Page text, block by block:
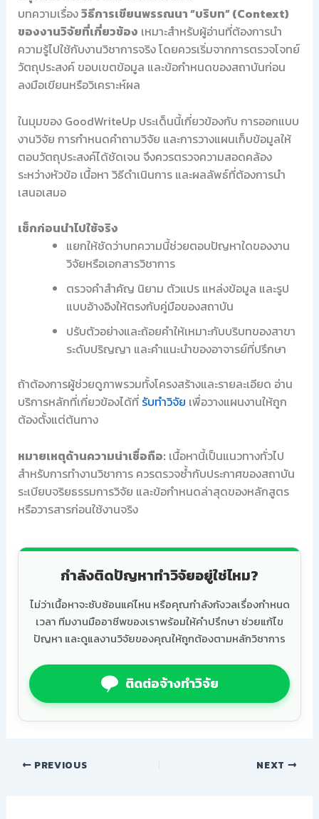
บทความเรื่องวิธีการเขียนพรรณนา “บริบท” (Context)
ของงานวิจัยที่เกี่ยวข้อง เหมาะสำหรับผู้อ่านที่ต้องการนำ
ความรู้ไปใช้กับงานวิชาการจริง โดยควรเริ่มจากการตรวจโจทย์
วัตถุประสงค์ ขอบเขตข้อมูล และข้อกำหนดของสถาบันก่อน
ลงมือเขียนหรือวิเคราะห์ผล
ในมุมของ GoodWriteUp ประเด็นนี้เกี่ยวข้องกับ การออกแบบ
งานวิจัย การกำหนดคำถามวิจัย และการวางแผนเก็บข้อมูลให้
ตอบวัตถุประสงค์ได้ชัดเจน จึงควรตรวจความสอดคล้อง
ระหว่างหัวข้อ เนื้อหา วิธีดำเนินการ และผลลัพธ์ที่ต้องการนำ
เสนอเสมอ
เช็กก่อนนำไปใช้จริง
แยกให้ชัดว่าบทความนี้ช่วยตอบปัญหาใดของงาน
วิจัยหรือเอกสารวิชาการ
ตรวจคำสำคัญ นิยาม ตัวแปร แหล่งข้อมูล และรูป
แบบอ้างอิงให้ตรงกับคู่มือของสถาบัน
ปรับตัวอย่างและถ้อยคำให้เหมาะกับบริบทของสาขา
ระดับปริญญา และคำแนะนำของอาจารย์ที่ปรึกษา
ถ้าต้องการผู้ช่วยดูภาพรวมทั้งโครงสร้างและรายละเอียด อ่าน
บริการหลักที่เกี่ยวข้องได้ที่ รับทำวิจัย เพื่อวางแผนงานให้ถูก
ต้องตั้งแต่ต้นทาง
หมายเหตุด้านความน่าเชื่อถือ: เนื้อหานี้เป็นแนวทางทั่วไป
สำหรับการทำงานวิชาการ ควรตรวจซ้ำกับประกาศของสถาบัน
ระเบียบจริยธรรมการวิจัย และข้อกำหนดล่าสุดของหลักสูตร
หรือวารสารก่อนใช้งานจริง
กำลังติดปัญหาทำวิจัยอยู่ใช่ไหม?
ไม่ว่าเนื้อหาจะซับซ้อนแค่ไหน หรือคุณกำลังกังวลเรื่องกำหนด
เวลา ทีมงานมืออาชีพของเราพร้อมให้คำปรึกษา ช่วยแก้ไข
ปัญหา และดูแลงานวิจัยของคุณให้ถูกต้องตามหลักวิชาการ
ติดต่อจ้างทำวิจัย
PREVIOUS NEXT